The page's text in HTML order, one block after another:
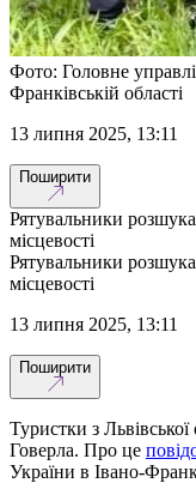
Фото: Головне
Франківській області
13 липня 2025, 13:11
Поширити
Рятувальники
місцевості
Рятувальники
місцевості
13 липня 2025, 13:11
Поширити
Туристки з Львівської
Говерла. Про це
України в Івано-